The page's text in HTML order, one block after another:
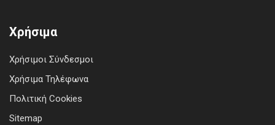
Χρήσιμα
Χρήσιμοι Σύνδεσμοι
Χρήσιμα Τηλέφωνα
Πολιτική Cookies
Sitemap